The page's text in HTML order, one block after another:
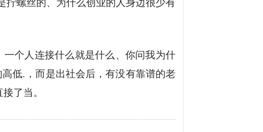
拧螺丝的、为什么创业的人身边很少有
个人连接什么就是什么、你问我为什
低.，而是出社会后，有没有靠谱的老
了当。